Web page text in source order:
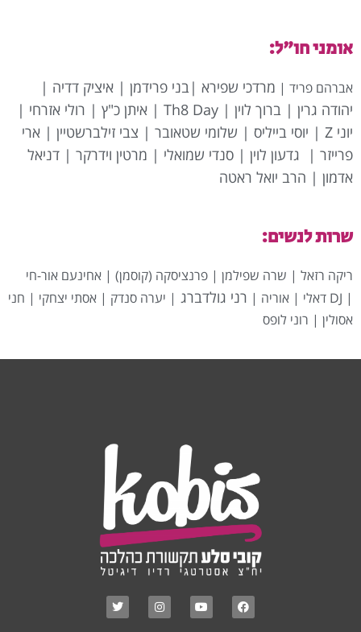
אומני חו"ל:
אברהם פריד | מרדכי שפירא |בני פרידמן | איציק דדיה |
יהודה גרין | ברוך לוין | Th8 Day | איתן כ"ץ | רולי אזרחי |
יוני Z | יוסי בייליס | שלומי שטאובר | צבי זילברשטיין | ארי
פרייזר |
גדעון לוין | סנדי שמואלי | מרטין וידרקר | דניאל
אדמון | הרב יואל ראטה
שרות לנשים:
ריקה רזאל | שרה שפילמן | פרנציסקה (קוסמן) | אחינעם אור-חי
| DJ דאלי | אוריה | רני גולדברג | יערה סנדק | אסתי יצחקי | חני
אסולין | רוני לופס
F
a
c
Y
o
u
I
n
s
T
w
i